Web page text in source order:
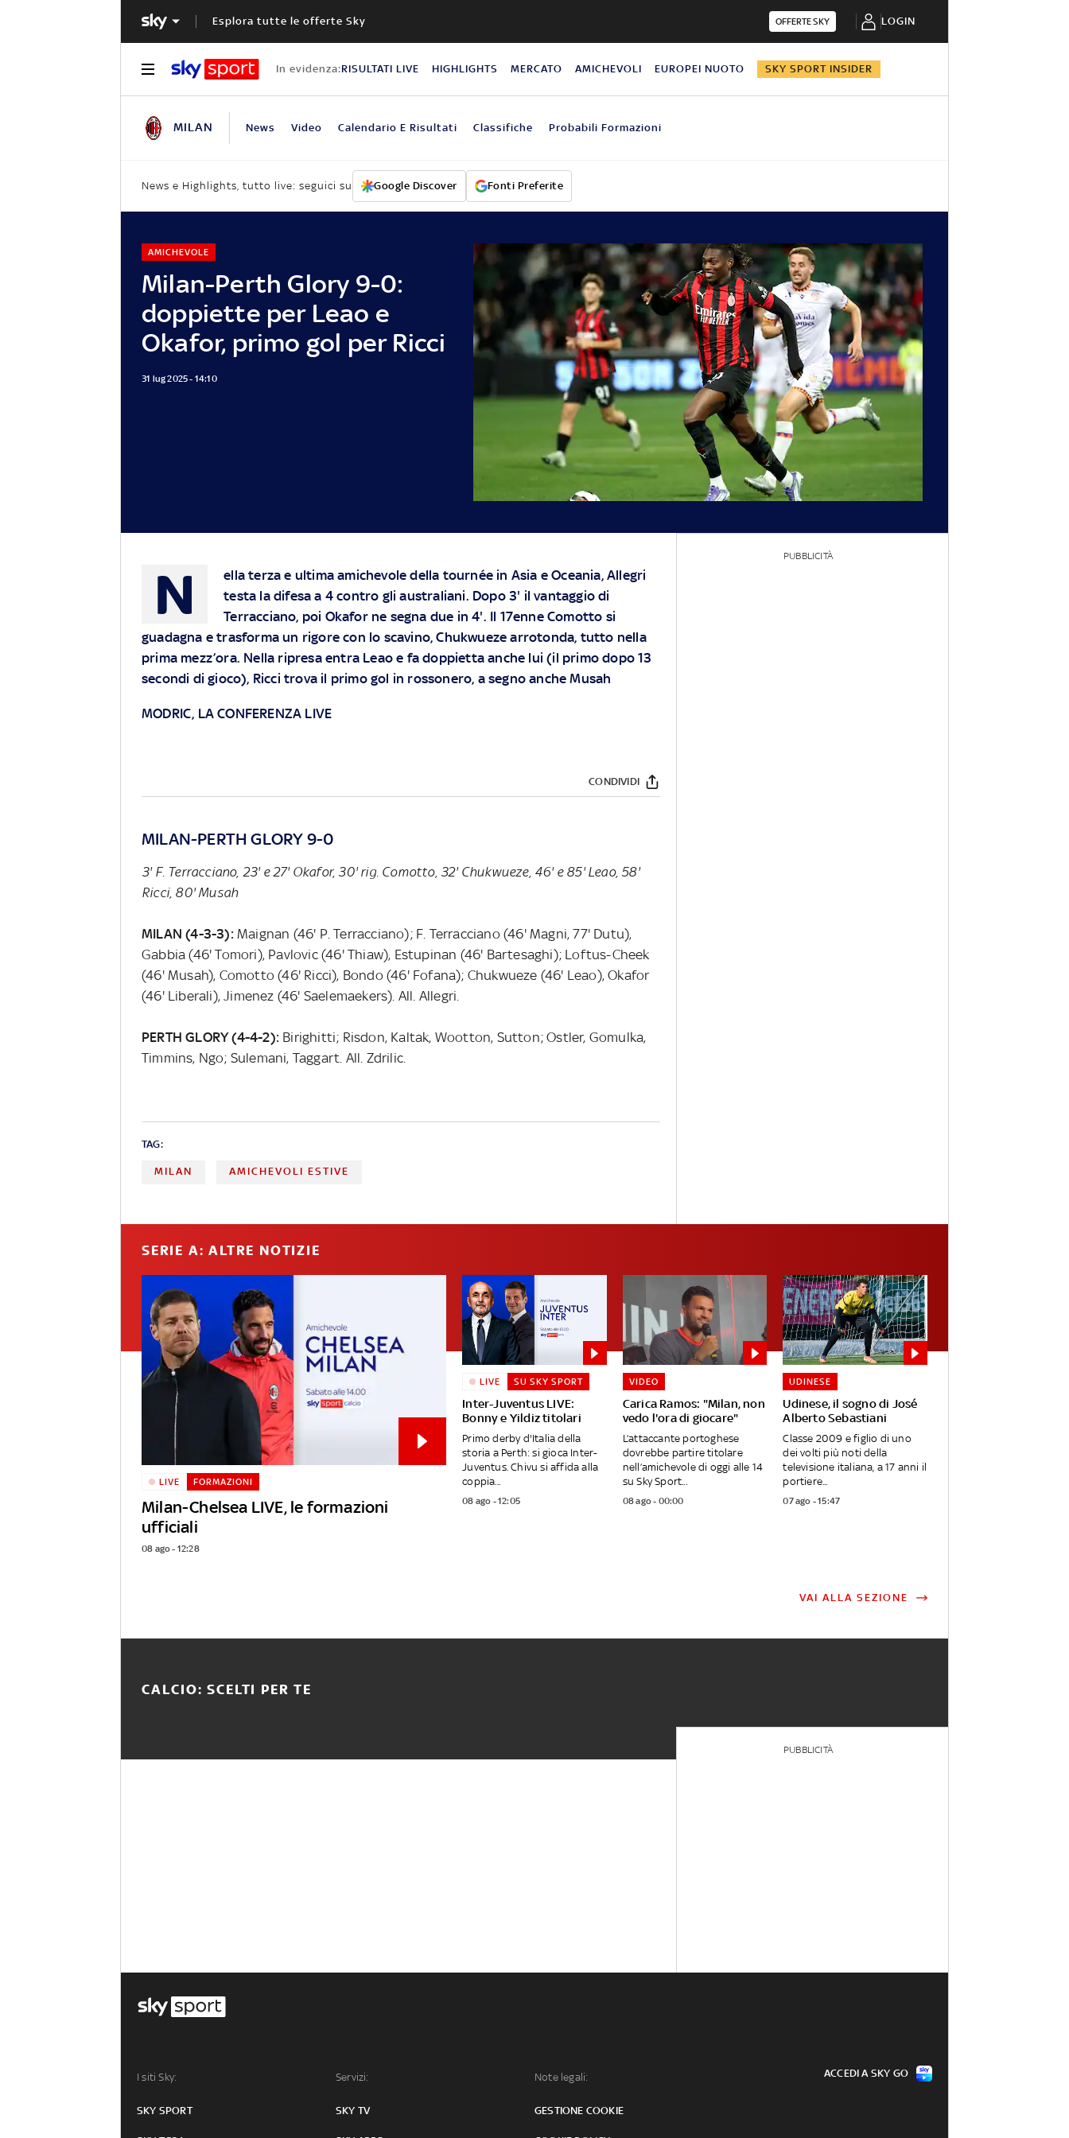
Esplora tutte le offerte Sky OFFERTE SKY LOGIN
In evidenza:RISULTATI LIVE HIGHLIGHTS MERCATO AMICHEVOLI EUROPEI NUOTO SKY SPORT INSIDER
MILAN News Video Calendario E Risultati Classifiche Probabili Formazioni
News e Highlights, tutto live: seguici su Google Discover Fonti Preferite
Milan-Perth Glory 9-0:
doppiette per Leao e
Okafor, primo gol per Ricci
AMICHEVOLE
31 lug 2025 - 14:10
N
ella terza e ultima amichevole della tournée in Asia e Oceania, Allegri
testa la difesa a 4 contro gli australiani. Dopo 3' il vantaggio di
Terracciano, poi Okafor ne segna due in 4'. Il 17enne Comotto si
guadagna e trasforma un rigore con lo scavino, Chukwueze arrotonda, tutto nella
prima mezz’ora. Nella ripresa entra Leao e fa doppietta anche lui (il primo dopo 13
secondi di gioco), Ricci trova il primo gol in rossonero, a segno anche Musah
MODRIC, LA CONFERENZA LIVE
CONDIVIDI
MILAN-PERTH GLORY 9-0
3' F. Terracciano, 23' e 27' Okafor, 30' rig. Comotto, 32' Chukwueze, 46' e 85' Leao, 58'
Ricci, 80' Musah
MILAN (4-3-3):Maignan (46' P. Terracciano); F. Terracciano (46' Magni, 77' Dutu),
Gabbia (46' Tomori), Pavlovic (46' Thiaw), Estupinan (46' Bartesaghi); Loftus-Cheek
(46' Musah), Comotto (46' Ricci), Bondo (46' Fofana); Chukwueze (46' Leao), Okafor
(46' Liberali), Jimenez (46' Saelemaekers). All. Allegri.
PERTH GLORY (4-4-2): Birighitti; Risdon, Kaltak, Wootton, Sutton; Ostler, Gomulka,
Timmins, Ngo; Sulemani, Taggart. All. Zdrilic.
TAG:
MILAN AMICHEVOLI ESTIVE
PUBBLICITÀ
SERIE A: ALTRE NOTIZIE
Milan-Chelsea LIVE, le formazioni
ufficiali
LIVE FORMAZIONI
08 ago - 12:28
Inter-Juventus LIVE:
Bonny e Yildiz titolari
LIVE SU SKY SPORT
Primo derby d'Italia della
storia a Perth: si gioca Inter-
Juventus. Chivu si affida alla
coppia...
08 ago - 12:05
Carica Ramos: "Milan, non
vedo l'ora di giocare"
VIDEO
L’attaccante portoghese
dovrebbe partire titolare
nell’amichevole di oggi alle 14
su Sky Sport...
08 ago - 00:00
Udinese, il sogno di José
Alberto Sebastiani
UDINESE
Classe 2009 e figlio di uno
dei volti più noti della
televisione italiana, a 17 anni il
portiere...
07 ago - 15:47
VAI ALLA SEZIONE
CALCIO: SCELTI PER TE
PUBBLICITÀ
I siti Sky:
SKY SPORT
Servizi:
SKY TV
Note legali:
GESTIONE COOKIE
ACCEDI A SKY GO